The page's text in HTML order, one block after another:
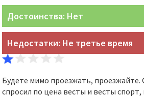
Достоинства: Нет
Недостатки: Не третье время
Будете мимо проезжать, проезжайте.
спросил по цена весты и весты спорт,